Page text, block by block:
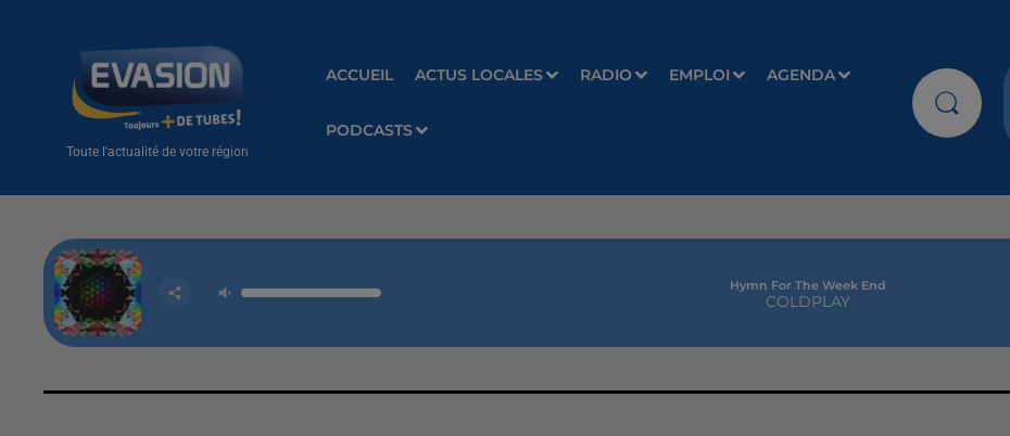
Toute l'actualité de votre région
ACCUEIL ACTUS LOCALES RADIO EMPLOI AGENDA
PODCASTS
Hymn For The Week End
COLDPLAY